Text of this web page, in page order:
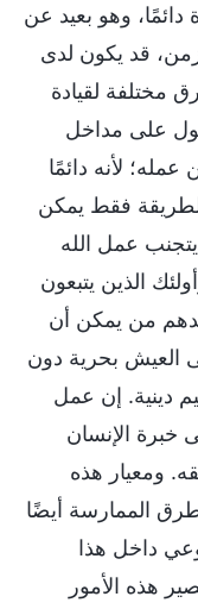
وهو بعيد عن
قد يكون لدى
مختلفة لقيادة
على مداخل
عمله؛ لأنه دائمًا
فقط يمكن
يتجنب عمل الله
الذين يتبعون
من يمكن أن
العيش بحرية دون
دينية. إن عمل
خبرة الإنسان
ومعيار هذه
الممارسة أيضًا
وعي داخل هذا
هذه الأمور